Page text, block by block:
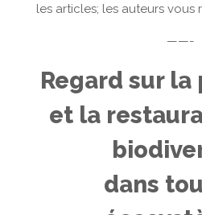
les articles; les auteurs vous
——-
Regard sur
et la
dans